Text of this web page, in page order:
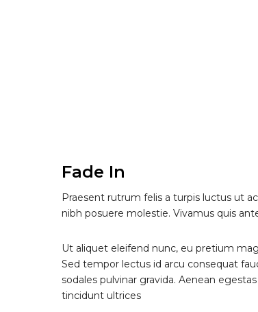
Fade In
Praesent rutrum felis a turpis luctus ut
nibh posuere molestie. Vivamus quis
Ut aliquet eleifend nunc, eu pretium
Sed tempor lectus id arcu consequat
sodales pulvinar gravida. Aenean
tincidunt ultrices